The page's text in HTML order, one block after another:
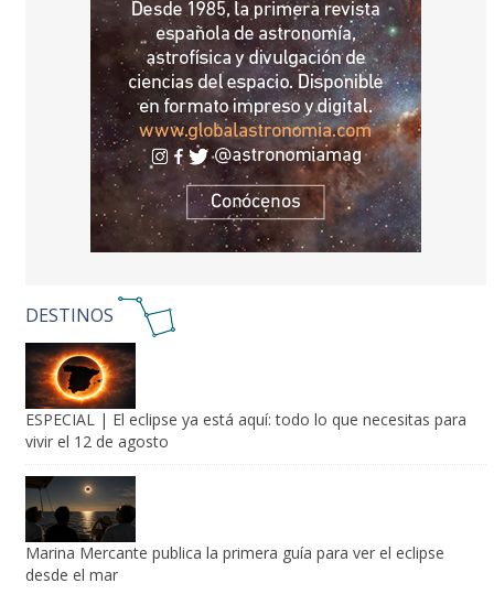
DESTINOS
ESPECIAL | El eclipse ya está aquí: todo lo que necesitas para
vivir el 12 de agosto
Marina Mercante publica la primera guía para ver el eclipse
desde el mar